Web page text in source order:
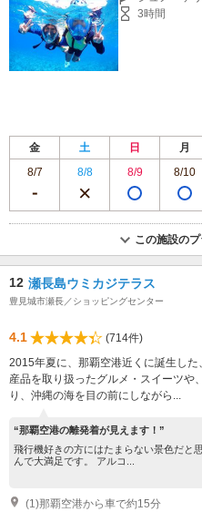
3時間
金 土 日 月
8/7
8/8 8/9 8/10
この施設の
12 瀬長島ウミカジテラス
豊見城市瀬長／ショッピングセンター
4.1
(714件)
2015年夏に、那覇空港近くに誕生し
産品を取り扱ったグルメ・スイーツや
り、沖縄の海を目の前にしながら...
“那覇空港の離発着が見えます！”
飛行機好きの方にはたまらない景色だと
んで大満足です。 アルコ...
(1)那覇空港から車で約15分